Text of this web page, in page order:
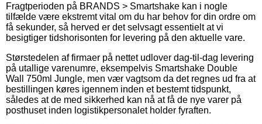
Fragtperioden på BRANDS > Smartshake kan i nogle
tilfælde være ekstremt vital om du har behov for din ordre om
få sekunder, så herved er det selvsagt essentielt at vi
besigtiger tidshorisonten for levering på den aktuelle vare.
Størstedelen af firmaer på nettet udlover dag-til-dag levering
på utallige varenumre, eksempelvis Smartshake Double
Wall 750ml Jungle, men vær vagtsom da det regnes ud fra at
bestillingen køres igennem inden et bestemt tidspunkt,
således at de med sikkerhed kan nå at få de nye varer på
posthuset inden logistikpersonalet holder fyraften.